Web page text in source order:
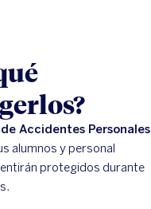
Accidentes Personales
alumnos y personal
protegidos durante